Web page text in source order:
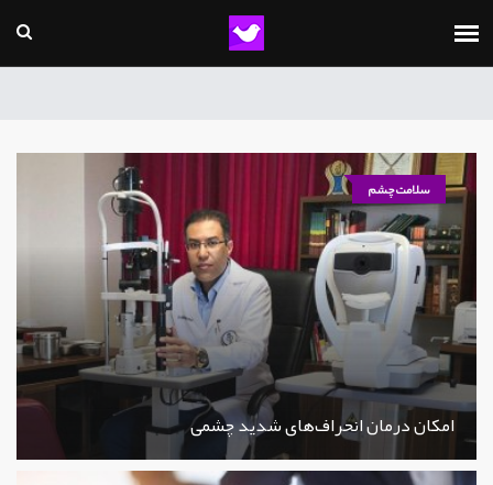
سلامت چشم
امکان درمان انحراف‌های شدید چشمی